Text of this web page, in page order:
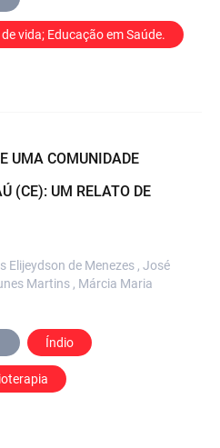
vida; Educação em Saúde.
UMA COMUNIDADE
(CE): UM RELATO DE
Elijeydson de Menezes , José
Martins , Márcia Maria
Índio